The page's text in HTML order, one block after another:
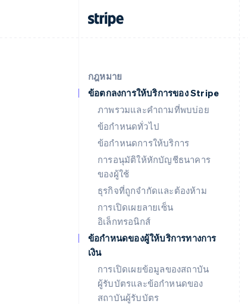
กฎหมาย
ข้อตกลงการให้บริการของ Stripe
ภาพรวมและคำถามที่พบบ่อย
ข้อกำหนดทั่วไป
ข้อกำหนดการให้บริการ
การอนุมัติให้หักบัญชีธนาคาร
ของผู้ใช้
ธุรกิจที่ถูกจำกัดและต้องห้าม
การเปิดเผยลายเซ็น
อิเล็กทรอนิกส์
ข้อกำหนดของผู้ให้บริการทางการ
เงิน
การเปิดเผยข้อมูลของสถาบัน
ผู้รับบัตรและข้อกำหนดของ
สถาบันผู้รับบัตร